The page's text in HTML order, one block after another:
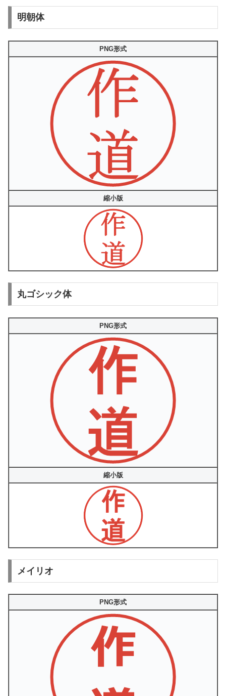
明朝体
PNG形式
縮小版
丸ゴシック体
PNG形式
縮小版
メイリオ
PNG形式